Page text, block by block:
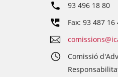
93 496 18 80
Fax: 93 487 16
Comissió